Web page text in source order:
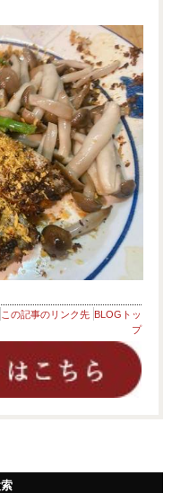
この記事のリンク先 BLOGトッ
プ